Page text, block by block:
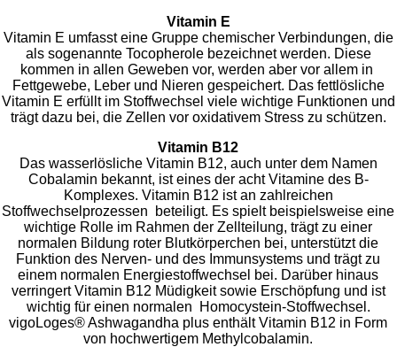
Vitamin E
Vitamin E umfasst eine Gruppe chemischer Verbindungen, die
als sogenannte Tocopherole bezeichnet werden. Diese
kommen in allen Geweben vor, werden aber vor allem in
Fettgewebe, Leber und Nieren gespeichert. Das fettlösliche
Vitamin E erfüllt im Stoffwechsel viele wichtige Funktionen und
trägt dazu bei, die Zellen vor oxidativem Stress zu schützen.
Vitamin B12
Das wasserlösliche Vitamin B12, auch unter dem Namen
Cobalamin bekannt, ist eines der acht Vitamine des B-
Komplexes. Vitamin B12 ist an zahlreichen
Stoffwechselprozessen beteiligt. Es spielt beispielsweise eine
wichtige Rolle im Rahmen der Zellteilung, trägt zu einer
normalen Bildung roter Blutkörperchen bei, unterstützt die
Funktion des Nerven- und des Immunsystems und trägt zu
einem normalen Energiestoffwechsel bei. Darüber hinaus
verringert Vitamin B12 Müdigkeit sowie Erschöpfung und ist
wichtig für einen normalen Homocystein-Stoffwechsel.
vigoLoges® Ashwagandha plus enthält Vitamin B12 in Form
von hochwertigem Methylcobalamin.